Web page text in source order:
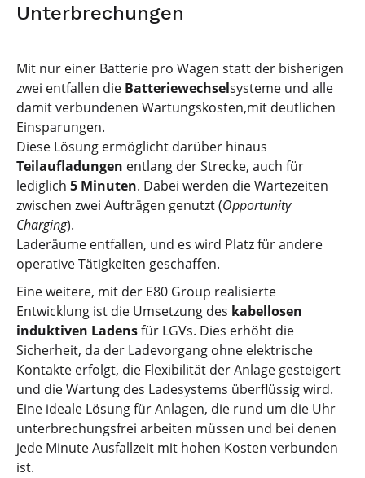
Unterbrechungen
Mit nur einer Batterie pro Wagen statt der bisherigen
zwei entfallen die Batteriewechselsysteme und alle
damit verbundenen Wartungskosten,mit deutlichen
Einsparungen.
Diese Lösung ermöglicht darüber hinaus
Teilaufladungen entlang der Strecke, auch für
lediglich 5 Minuten. Dabei werden die Wartezeiten
zwischen zwei Aufträgen genutzt (Opportunity
Charging).
Laderäume entfallen, und es wird Platz für andere
operative Tätigkeiten geschaffen.
Eine weitere, mit der E80 Group realisierte
Entwicklung ist die Umsetzung des kabellosen
induktiven Ladensfür LGVs. Dies erhöht die
Sicherheit, da der Ladevorgang ohne elektrische
Kontakte erfolgt, die Flexibilität der Anlage gesteigert
und die Wartung des Ladesystems überflüssig wird.
Eine ideale Lösung für Anlagen, die rund um die Uhr
unterbrechungsfrei arbeiten müssen und bei denen
jede Minute Ausfallzeit mit hohen Kosten verbunden
ist.